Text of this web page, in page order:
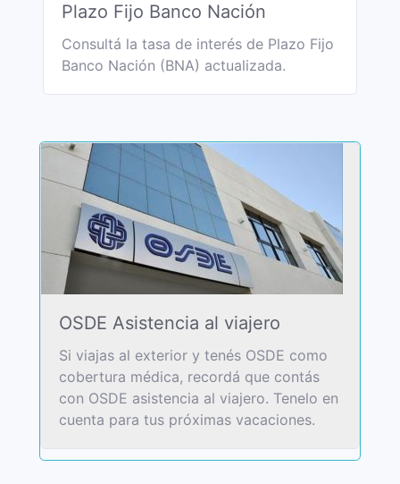
Plazo Fijo Banco Nación
Consultá la tasa de interés de Plazo Fijo
Banco Nación (BNA) actualizada.
OSDE Asistencia al viajero
Si viajas al exterior y tenés OSDE como
cobertura médica, recordá que contás
con OSDE asistencia al viajero. Tenelo en
cuenta para tus próximas vacaciones.